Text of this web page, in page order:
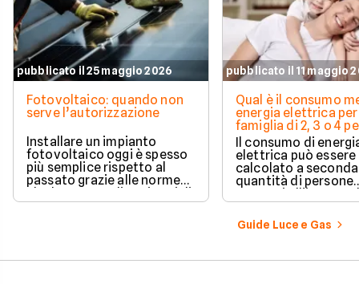
pubblicato il 25 maggio 2026
Fotovoltaico: quando non
serve l’autorizzazione
Installare un impianto
fotovoltaico oggi è spesso
più semplice rispetto al
passato grazie alle norme
che hanno ampliato i casi di
edilizia libera.
pubblicato il 11 maggio
Qual è il consumo
energia elettrica per
famiglia di 2, 3 o 4
Il consumo di
elettrica può essere
calcolato a
quantità di persone
presenti all'interno
determinato
numerosi i fattori
influenzano questo
considerazione per
Guide Luce e Gas